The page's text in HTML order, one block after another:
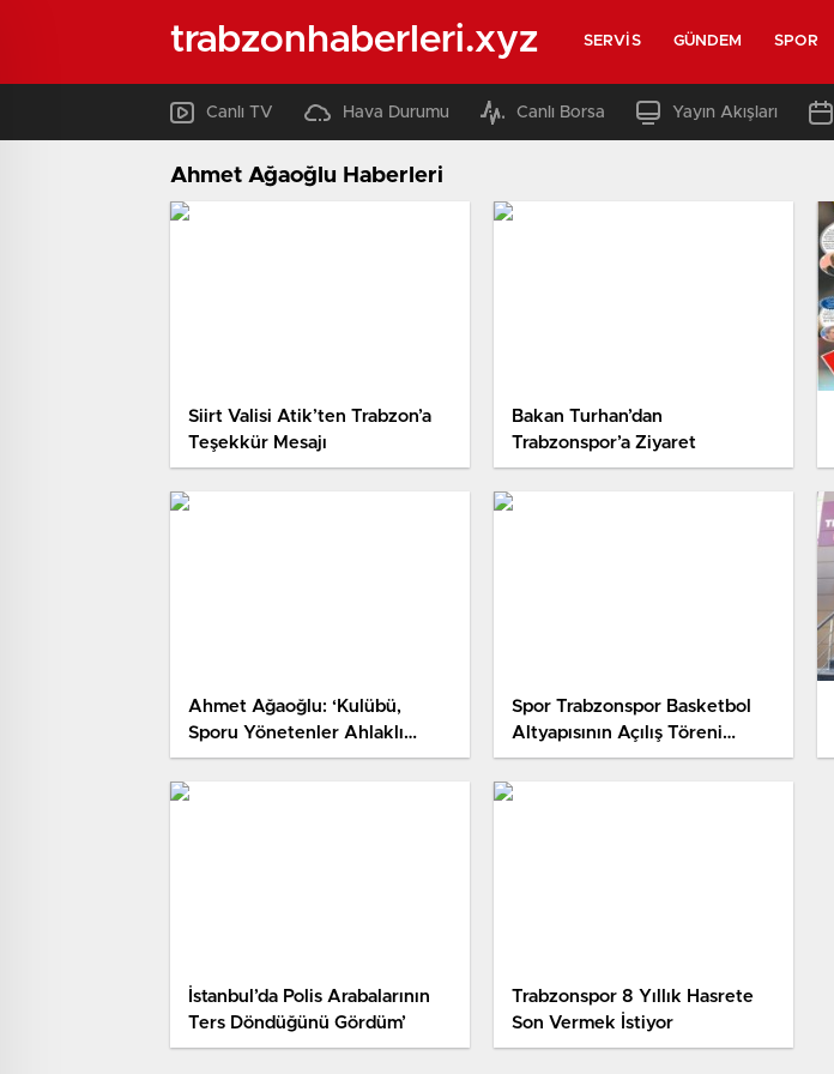
trabzonhaberleri.xyz SERVIS GÜNDEM SPOR
Canlı TV Hava Durumu Canlı Borsa Yayın Akışları
Ahmet Ağaoğlu Haberleri
Siirt Valisi Atik’ten Trabzon’a
Teşekkür Mesajı
Bakan Turhan’dan
Trabzonspor’a Ziyaret
Ahmet Ağaoğlu: ‘Kulübü,
Sporu Yönetenler Ahlaklı
Olacaklar Ki O Ahlakı
Gençlerimize Kadar…
Spor Trabzonspor Basketbol
Altyapısının Açılış Töreni
Yapıldı
İstanbul’da Polis Arabalarının
Ters Döndüğünü Gördüm’
Trabzonspor 8 Yıllık Hasrete
Son Vermek İstiyor